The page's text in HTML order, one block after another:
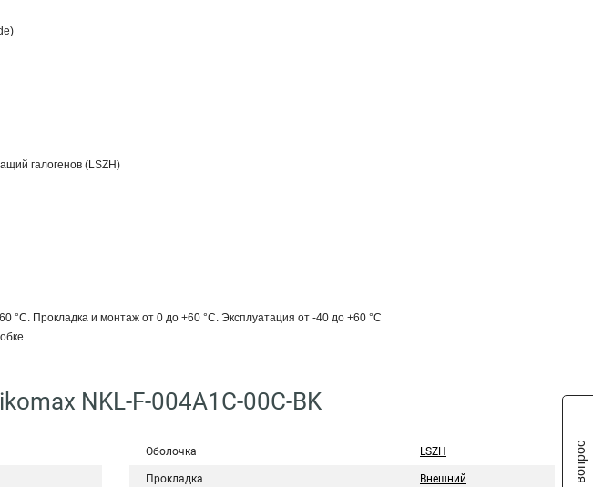
галогенов (LSZH)
Прокладка и монтаж от 0 до +60 °C. Эксплуатация от -40 до +60 °C
NKL-F-004A1C-00C-BK
Оболочка LSZH
Прокладка Внешний